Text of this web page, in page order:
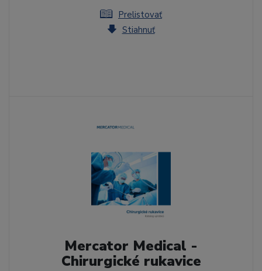
Prelistovať
Stiahnuť
Mercator Medical -
Chirurgické rukavice